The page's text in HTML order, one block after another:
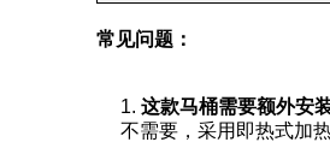
常见问题：
这款马桶需要额外安
不需要，采用即热式加